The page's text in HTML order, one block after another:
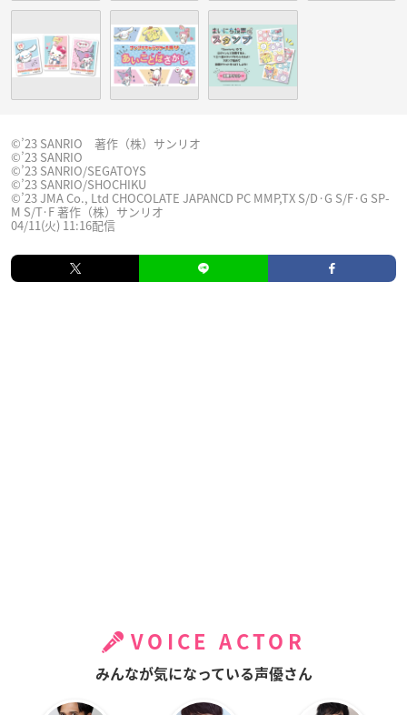
©’23 SANRIO 著作（株）サンリオ
©’23 SANRIO
©’23 SANRIO/SEGATOYS
©’23 SANRIO/SHOCHIKU
©’23 JMA Co., Ltd CHOCOLATE JAPANCD PC MMP,TX S/D·G S/F·G SP-
M S/T·F 著作（株）サンリオ
04/11(火) 11:16配信
VOICE ACTOR
みんなが気になっている声優さん